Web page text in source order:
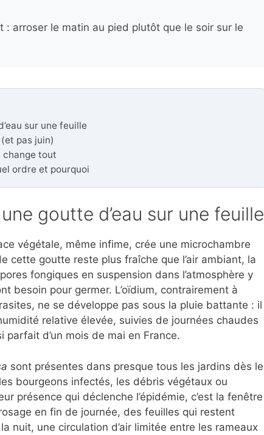
: arroser le matin au pied plutôt que le soir sur le
sur une feuille
pas juin)
change tout
ordre et pourquoi
goutte d’eau sur une feuille
végétale, même infime, crée une microchambre
cette goutte reste plus fraîche que l’air ambiant, la
fongiques en suspension dans l’atmosphère y
besoin pour germer. L’oïdium, contrairement à
ne se développe pas sous la pluie battante : il
relative élevée, suivies de journées chaudes
parfait d’un mois de mai en France.
sont présentes dans presque tous les jardins dès le
bourgeons infectés, les débris végétaux ou
présence qui déclenche l’épidémie, c’est la fenêtre
en fin de journée, des feuilles qui restent
nuit, une circulation d’air limitée entre les rameaux